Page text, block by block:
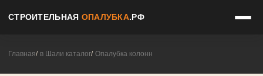
СТРОИТЕЛЬНАЯ ОПАЛУБКА.РФ
Главная в Шали каталог Опалубка колонн